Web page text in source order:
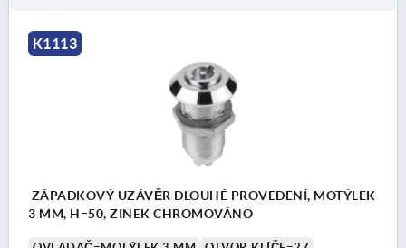
K1113
ZÁPADKOVÝ UZÁVĚR DLOUHÉ PROVEDENÍ, MOTÝLEK
3 MM, H=50, ZINEK CHROMOVÁNO